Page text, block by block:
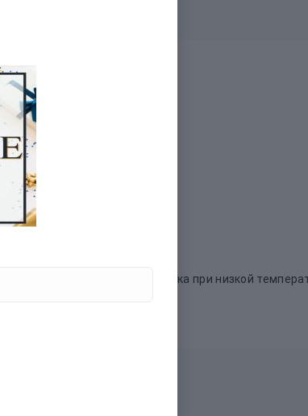
допускается машинная сушка при низкой